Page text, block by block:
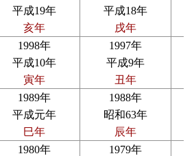
平成19年
亥年
平成18年
戌年
1998年
平成10年
寅年
1997年
平成9年
丑年
1989年
平成元年
巳年
1988年
昭和63年
辰年
1980年
1979年